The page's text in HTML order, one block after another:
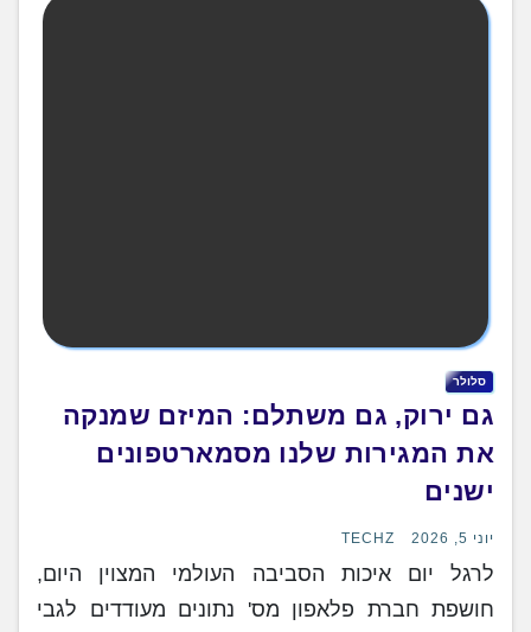
סלולר
גם ירוק, גם משתלם: המיזם שמנקה
את המגירות שלנו מסמארטפונים
ישנים
יוני 5, 2026 TECHZ
לרגל יום איכות הסביבה העולמי המצוין היום,
חושפת חברת פלאפון מס' נתונים מעודדים לגבי